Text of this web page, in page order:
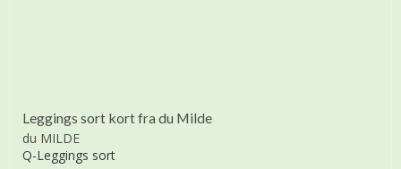
Leggings sort kort fra du Milde
du MILDE
Q-Leggings sort